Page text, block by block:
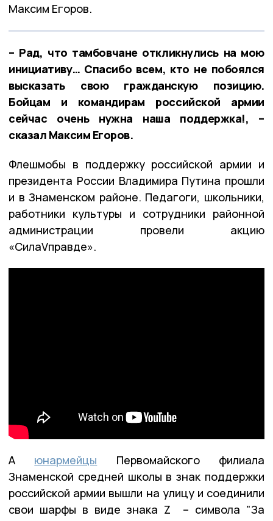
Максим Егоров.
– Рад, что тамбовчане откликнулись на мою
инициативу… Спасибо всем, кто не побоялся
высказать свою гражданскую позицию.
Бойцам и командирам российской армии
сейчас очень нужна наша поддержка!, –
сказал Максим Егоров.
Флешмобы в поддержку российской армии и
президента России Владимира Путина прошли
и в Знаменском районе. Педагоги, школьники,
работники культуры и сотрудники районной
администрации провели акцию
«СилаVправде».
А юнармейцы Первомайского филиала
Знаменской средней школы в знак поддержки
российской армии вышли на улицу и соединили
свои шарфы в виде знака Z – символа "За